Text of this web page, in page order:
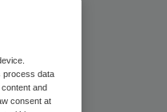
process data
and
consent at